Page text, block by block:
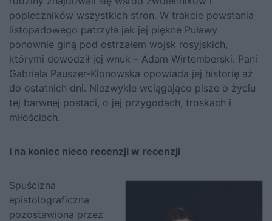
popleczników wszystkich stron. W trakcie powstania
listopadowego patrzyła jak jej piękne Puławy
ponownie giną pod ostrzałem wojsk rosyjskich,
którymi dowodził jej wnuk – Adam Wirtemberski. Pani
Gabriela Pauszer-Klonowska opowiada jej historię aż
do ostatnich dni. Niezwykle wciągająco pisze o życiu
tej barwnej postaci, o jej przygodach, troskach i
miłościach.
I na koniec nieco recenzji w recenzji
Spuścizna
epistolograficzna
pozostawiona przez